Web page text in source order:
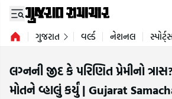
ગુજરાત વર્લ્ડ નેશનલ
લગ્નની જીદ કે પરિણિત પ્રેમીનો
મોતને વ્હાલું કર્યું | Gujarat